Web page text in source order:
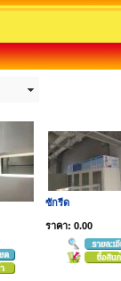
ซักรีด
ราคา: 0.00